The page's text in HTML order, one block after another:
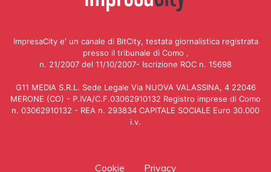
ImpresaCity e' un canale di BitCity, testata giornalistica registrata
presso il tribunale di Como ,
n. 21/2007 del 11/10/2007- Iscrizione ROC n. 15698
G11 MEDIA S.R.L. Sede Legale Via NUOVA VALASSINA, 4 22046
MERONE (CO) - P.IVA/C.F.03062910132 Registro imprese di Como
n. 03062910132 - REA n. 293834 CAPITALE SOCIALE Euro 30.000
i.v.
Cookie Privacy